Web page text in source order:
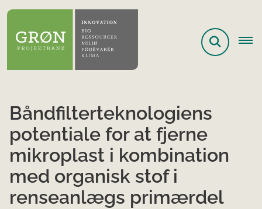
Båndfilterteknologiens
potentiale for at fjerne
mikroplast i kombination
med organisk stof i
renseanlægs primærdel